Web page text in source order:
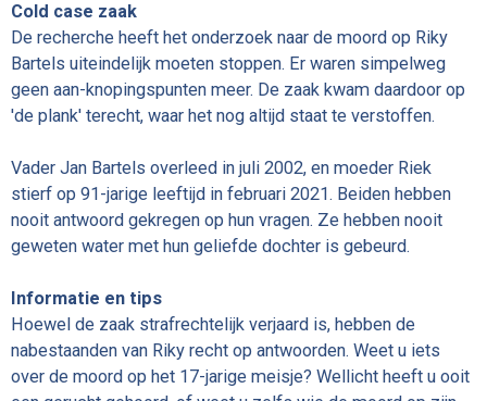
Cold case zaak
De recherche heeft het onderzoek naar de moord op Riky
Bartels uiteindelijk moeten stoppen. Er waren simpelweg
geen aan-knopingspunten meer. De zaak kwam daardoor op
'de plank' terecht, waar het nog altijd staat te verstoffen.
Vader Jan Bartels overleed in juli 2002, en moeder Riek
stierf op 91-jarige leeftijd in februari 2021. Beiden hebben
nooit antwoord gekregen op hun vragen. Ze hebben nooit
geweten water met hun geliefde dochter is gebeurd.
Informatie en tips
Hoewel de zaak strafrechtelijk verjaard is, hebben de
nabestaanden van Riky recht op antwoorden. Weet u iets
over de moord op het 17-jarige meisje? Wellicht heeft u ooit